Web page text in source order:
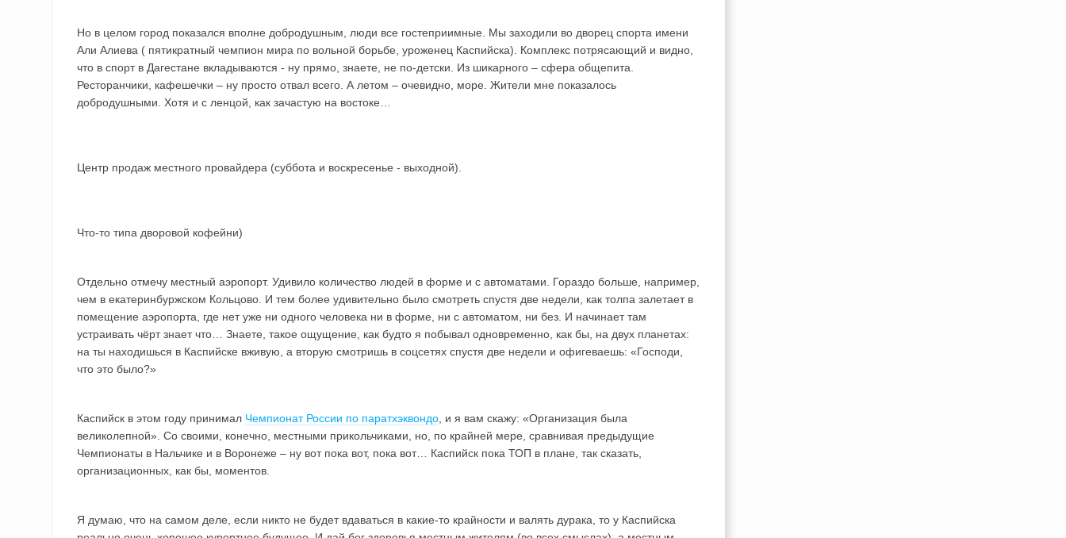
Но в целом город показался вполне добродушным, люди все гостеприимные. Мы заходили во дворец спорта имени
Али Алиева ( пятикратный чемпион мира по вольной борьбе, уроженец Каспийска). Комплекс потрясающий и видно,
что в спорт в Дагестане вкладываются - ну прямо, знаете, не по-детски. Из шикарного – сфера общепита.
Ресторанчики, кафешечки – ну просто отвал всего. А летом – очевидно, море. Жители мне показалось
добродушными. Хотя и с ленцой, как зачастую на востоке…
Центр продаж местного провайдера (суббота и воскресенье - выходной).
Что-то типа дворовой кофейни)
Отдельно отмечу местный аэропорт. Удивило количество людей в форме и с автоматами. Гораздо больше, например,
чем в екатеринбуржском Кольцово. И тем более удивительно было смотреть спустя две недели, как толпа залетает в
помещение аэропорта, где нет уже ни одного человека ни в форме, ни с автоматом, ни без. И начинает там
устраивать чёрт знает что… Знаете, такое ощущение, как будто я побывал одновременно, как бы, на двух планетах:
на ты находишься в Каспийске вживую, а вторую смотришь в соцсетях спустя две недели и офигеваешь: «Господи,
что это было?»
Каспийск в этом году принимал Чемпионат России по паратхэквондо , и я вам скажу: «Организация была
великолепной». Со своими, конечно, местными прикольчиками, но, по крайней мере, сравнивая предыдущие
Чемпионаты в Нальчике и в Воронеже – ну вот пока вот, пока вот… Каспийск пока ТОП в плане, так сказать,
организационных, как бы, моментов.
Я думаю, что на самом деле, если никто не будет вдаваться в какие-то крайности и валять дурака, то у Каспийска